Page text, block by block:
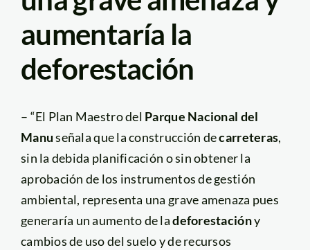
aumentaría la
deforestación
– “El Plan Maestro del Parque Nacional del
Manuseñala que la construcción decarreteras,
sin la debida planificación o sin obtener la
aprobación de los instrumentos de gestión
ambiental, representa una grave amenaza pues
generaría un aumento de ladeforestacióny
cambios de uso del suelo y de recursos